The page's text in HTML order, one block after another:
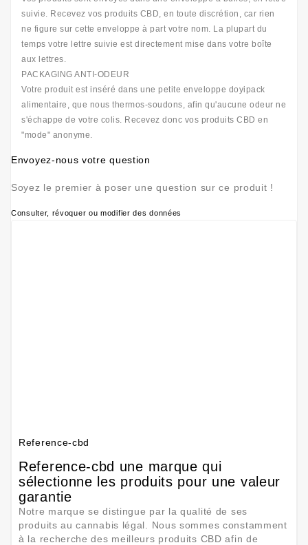
suivie. Recevez vos produits CBD, en toute discrétion, car rien
ne figure sur cette enveloppe à part votre nom. La plupart du
temps votre lettre suivie est directement mise dans votre boîte
aux lettres.
PACKAGING ANTI-ODEUR
Votre produit est inséré dans une petite enveloppe doyipack
alimentaire, que nous thermos-soudons, afin qu'aucune odeur ne
s'échappe de votre colis. Recevez donc vos produits CBD en
"mode" anonyme.
Envoyez-nous votre question
Soyez le premier à poser une question sur ce produit !
Consulter, révoquer ou modifier des données
Reference-cbd
Reference-cbd une marque qui
sélectionne les produits pour une valeur
garantie
Notre marque se distingue par la qualité de ses
produits au cannabis légal. Nous sommes constamment
à la recherche des meilleurs produits CBD afin de